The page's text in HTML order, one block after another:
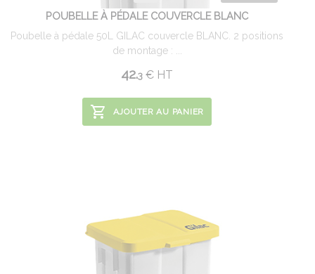
POUBELLE À PÉDALE COUVERCLE BLANC
Poubelle à pédale 50L GILAC couvercle BLANC. 2 positions
de montage : ...
42.3 € HT
AJOUTER AU PANIER